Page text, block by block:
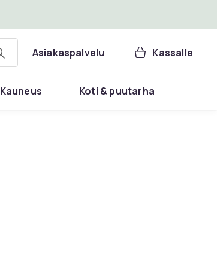
Asiakaspalvelu Kassalle
Kauneus Koti & puutarha